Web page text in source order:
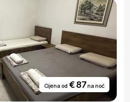
Cijena od € 87na noć